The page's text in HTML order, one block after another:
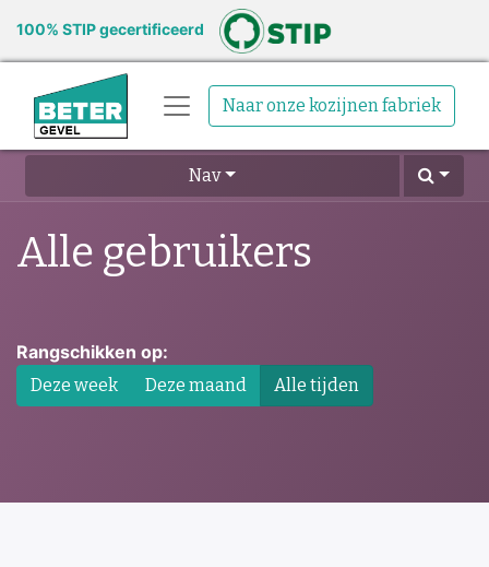
100% STIP gecertificeerd
Naar onze kozijnen fabriek
Nav
Alle gebruikers
Rangschikken op:
Deze week Deze maand Alle tijden